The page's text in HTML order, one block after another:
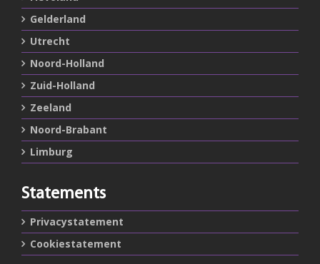
Gelderland
Utrecht
Noord-Holland
Zuid-Holland
Zeeland
Noord-Brabant
Limburg
Statements
Privacystatement
Cookiestatement